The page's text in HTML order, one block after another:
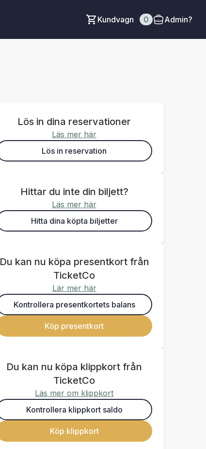
Kundvagn 0 Admin?
Lös in dina reservationer
Läs mer här
Lös in reservation
Hittar du inte din biljett?
Läs mer här
Hitta dina köpta biljetter
Du kan nu köpa presentkort från
TicketCo
Lär mer här
Kontrollera presentkortets balans
Köp presentkort
Du kan nu köpa klippkort från
TicketCo
Läs mer om klippkort
Kontrollera klippkort saldo
Köp klippkort